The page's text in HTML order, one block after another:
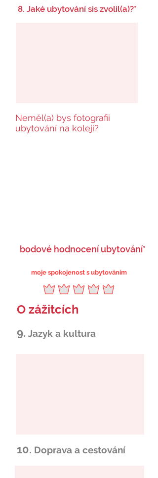
8. Jaké ubytování sis zvolil(a)?*
Neměl(a) bys fotografii
ubytování na koleji?
bodové hodnocení ubytování*
moje spokojenost s ubytováním
O zážitcích
9. Jazyk a kultura
10. Doprava a cestování